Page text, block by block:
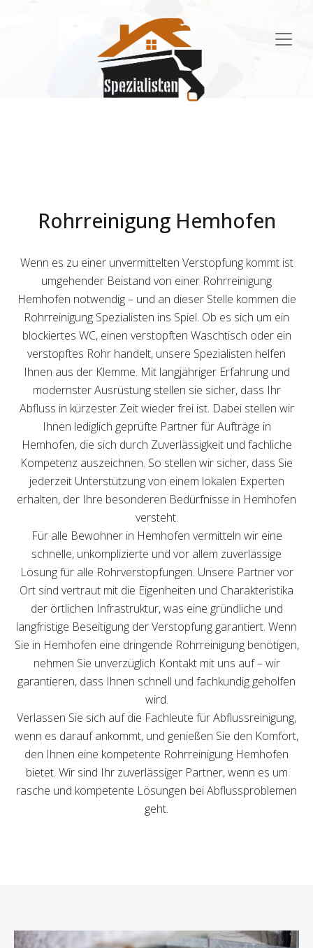
Rohrreinigung Hemhofen
Wenn es zu einer unvermittelten Verstopfung kommt ist
umgehender Beistand von einer Rohrreinigung
Hemhofen notwendig – und an dieser Stelle kommen die
Rohrreinigung Spezialisten ins Spiel. Ob es sich um ein
blockiertes WC, einen verstopften Waschtisch oder ein
verstopftes Rohr handelt, unsere Spezialisten helfen
Ihnen aus der Klemme. Mit langjähriger Erfahrung und
modernster Ausrüstung stellen sie sicher, dass Ihr
Abfluss in kürzester Zeit wieder frei ist. Dabei stellen wir
Ihnen lediglich geprüfte Partner für Aufträge in
Hemhofen, die sich durch Zuverlässigkeit und fachliche
Kompetenz auszeichnen. So stellen wir sicher, dass Sie
jederzeit Unterstützung von einem lokalen Experten
erhalten, der Ihre besonderen Bedürfnisse in Hemhofen
versteht.
Für alle Bewohner in Hemhofen vermitteln wir eine
schnelle, unkomplizierte und vor allem zuverlässige
Lösung für alle Rohrverstopfungen. Unsere Partner vor
Ort sind vertraut mit die Eigenheiten und Charakteristika
der örtlichen Infrastruktur, was eine gründliche und
langfristige Beseitigung der Verstopfung garantiert. Wenn
Sie in Hemhofen eine dringende Rohrreinigung benötigen,
nehmen Sie unverzüglich Kontakt mit uns auf – wir
garantieren, dass Ihnen schnell und fachkundig geholfen
wird.
Verlassen Sie sich auf die Fachleute für Abflussreinigung,
wenn es darauf ankommt, und genießen Sie den Komfort,
den Ihnen eine kompetente Rohrreinigung Hemhofen
bietet. Wir sind Ihr zuverlässiger Partner, wenn es um
rasche und kompetente Lösungen bei Abflussproblemen
geht.